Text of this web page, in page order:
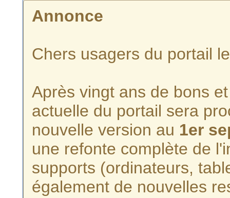
Annonce
Chers usagers du portail
Après vingt ans de bons
actuelle du portail sera
nouvelle version au 1er
une refonte complète de
supports (ordinateurs,
également de nouvelles